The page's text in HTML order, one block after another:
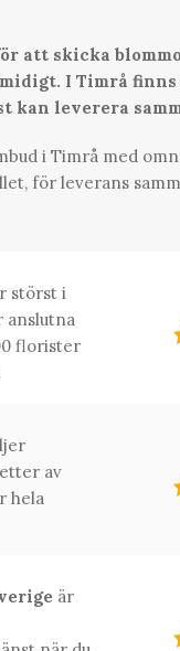
att skicka
I Timrå
kan leverera
i Timrå med
för leverans
störst i
anslutna
florister
av
hela
är